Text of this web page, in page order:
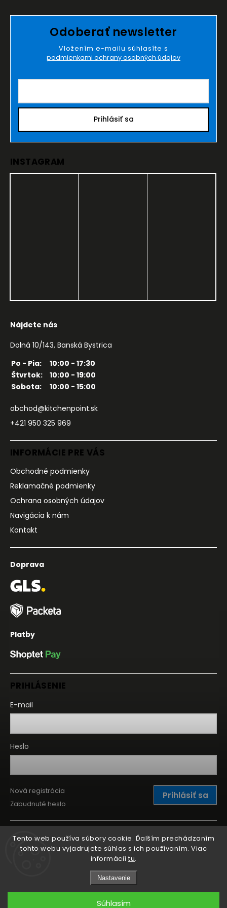
Tento web používa súbory cookie. Ďalším prechádzaním
tohto webu vyjadrujete súhlas s ich používaním. Viac
informácií tu.
Nastavenie
Súhlasím
Odoberať newsletter
Vložením e-mailu súhlasíte s
podmienkami ochrany osobných údajov
Prihlásiť sa
INSTAGRAM
Nájdete nás
Dolná 10/143, Banská Bystrica
Po - Pia:
10:00 - 17:30
Štvrtok:
10:00 - 19:00
Sobota:
10:00 - 15:00
obchod@kitchenpoint.sk
+421 950 325 969
INFORMÁCIE PRE VÁS
Obchodné podmienky
Reklamačné podmienky
Ochrana osobných údajov
Navigácia k nám
Kontakt
Doprava
Platby
PRIHLÁSENIE
E-mail
Heslo
Prihlásiť sa
Nová registrácia
Zabudnuté heslo